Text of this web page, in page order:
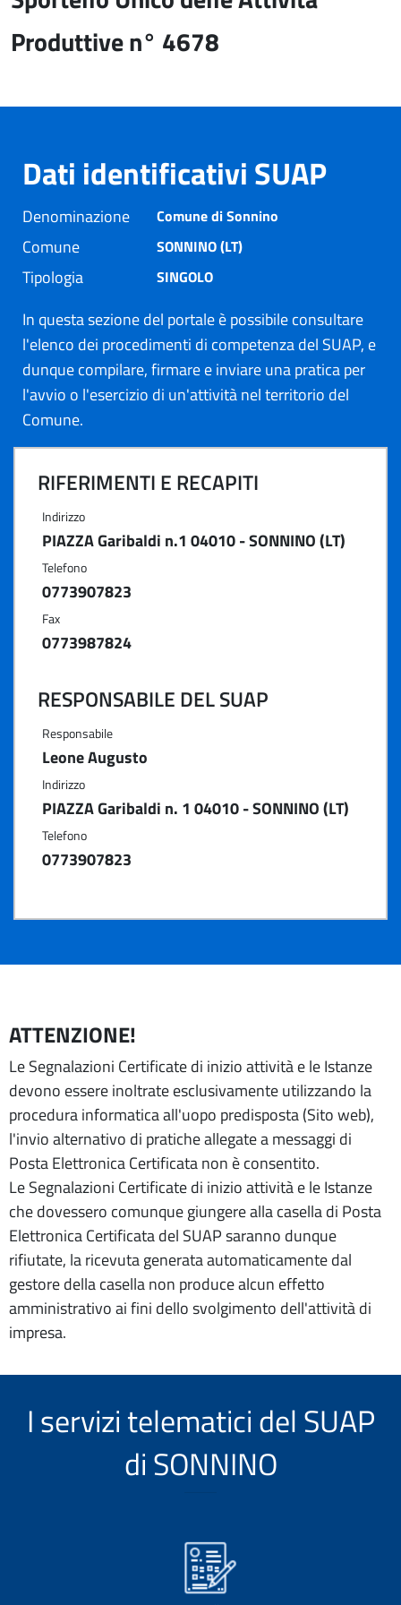
Produttive n° 4678
Dati identificativi SUAP
Denominazione Comune di Sonnino
Comune SONNINO (LT)
Tipologia SINGOLO
In questa sezione del portale è possibile consultare
l'elenco dei procedimenti di competenza del SUAP, e
dunque compilare, firmare e inviare una pratica per
l'avvio o l'esercizio di un'attività nel territorio del
Comune.
RIFERIMENTI E RECAPITI
Indirizzo
PIAZZA Garibaldi n.1 04010 - SONNINO (LT)
Telefono
0773907823
Fax
0773987824
RESPONSABILE DEL SUAP
Responsabile
Leone Augusto
Indirizzo
PIAZZA Garibaldi n. 1 04010 - SONNINO (LT)
Telefono
0773907823
ATTENZIONE!
Le Segnalazioni Certificate di inizio attività e le Istanze
devono essere inoltrate esclusivamente utilizzando la
procedura informatica all'uopo predisposta (Sito web),
l'invio alternativo di pratiche allegate a messaggi di
Posta Elettronica Certificata non è consentito.
Le Segnalazioni Certificate di inizio attività e le Istanze
che dovessero comunque giungere alla casella di Posta
Elettronica Certificata del SUAP saranno dunque
rifiutate, la ricevuta generata automaticamente dal
gestore della casella non produce alcun effetto
amministrativo ai fini dello svolgimento dell'attività di
impresa.
I servizi telematici del SUAP
di SONNINO